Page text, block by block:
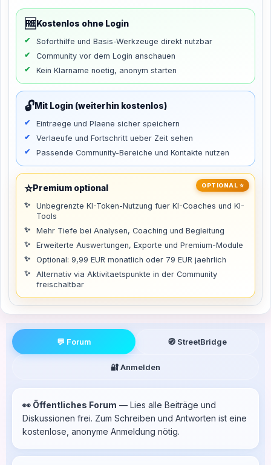
🆓 Kostenlos ohne Login
Soforthilfe und Basis-Werkzeuge direkt nutzbar
Community vor dem Login anschauen
Kein Klarname noetig, anonym starten
🔓Mit Login (weiterhin kostenlos)
Eintraege und Plaene sicher speichern
Verlaeufe und Fortschritt ueber Zeit sehen
Passende Community-Bereiche und Kontakte nutzen
OPTIONAL ⭐
⭐Premium optional
Unbegrenzte KI-Token-Nutzung fuer KI-Coaches und KI-
Tools
Mehr Tiefe bei Analysen, Coaching und Begleitung
Erweiterte Auswertungen, Exporte und Premium-Module
Optional: 9,99 EUR monatlich oder 79 EUR jaehrlich
Alternativ via Aktivitaetspunkte in der Community
freischaltbar
💬 Forum 🧭 StreetBridge
🔐 Anmelden
👀 Öffentliches Forum — Lies alle Beiträge und
Diskussionen frei. Zum Schreiben und Antworten ist eine
kostenlose, anonyme Anmeldung nötig.